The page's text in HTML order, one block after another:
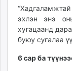
asu.mn
shudarga.mn
shuurhai.mn
unuudur.mn
isee.mn
эхлэн энэ
хугацаанд
буюу сугалаа
6 сар ба